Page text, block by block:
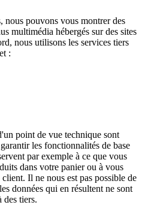
nous pouvons vous montrer des
multimédia hébergés sur des sites
nous utilisons les services tiers
:
point de vue technique sont
les fonctionnalités de base
par exemple à ce que vous
dans votre panier ou à vous
Il ne nous est pas possible de
données qui en résultent ne sont
des tiers.